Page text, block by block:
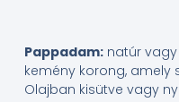
Pappadam:natúr vagy
kemény korong, amely
Olajban kisütve vagy